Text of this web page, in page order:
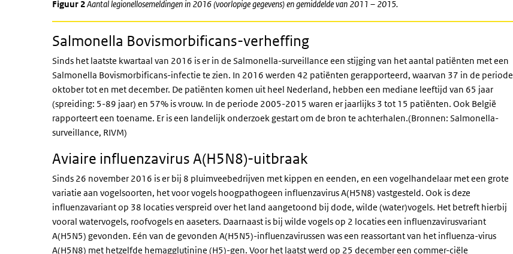
Figuur 2Aantal legionellosemeldingen in 2016 (voorlopige gegevens) en gemiddelde van 2011 – 2015.
Salmonella Bovismorbificans-verheffing
Sinds het laatste kwartaal van 2016 is er in de Salmonella-surveillance een stijging van het aantal patiënten met een
Salmonella Bovismorbificans-infectie te zien. In 2016 werden 42 patiënten gerapporteerd, waarvan 37 in de periode
oktober tot en met december. De patiënten komen uit heel Nederland, hebben een mediane leeftijd van 65 jaar
(spreiding: 5-89 jaar) en 57% is vrouw. In de periode 2005-2015 waren er jaarlijks 3 tot 15 patiënten. Ook België
rapporteert een toename. Er is een landelijk onderzoek gestart om de bron te achterhalen.(Bronnen: Salmonella-
surveillance, RIVM)
Aviaire influenzavirus A(H5N8)-uitbraak
Sinds 26 november 2016 is er bij 8 pluimveebedrijven met kippen en eenden, en een vogelhandelaar met een grote
variatie aan vogelsoorten, het voor vogels hoogpathogeen influenzavirus A(H5N8) vastgesteld. Ook is deze
influenzavariant op 38 locaties verspreid over het land aangetoond bij dode, wilde (water)vogels. Het betreft hierbij
vooral watervogels, roofvogels en aaseters. Daarnaast is bij wilde vogels op 2 locaties een influenzavirusvariant
A(H5N5) gevonden. Eén van de gevonden A(H5N5)-influenzavirussen was een reassortant van het influenza-virus
A(H5N8) met hetzelfde hemagglutinine (H5)-gen. Voor het laatst werd op 25 december een commer-ciële